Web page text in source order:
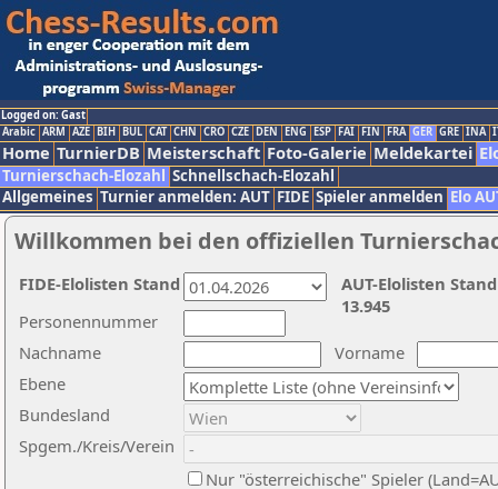
Logged on: Gast
Arabic ARM AZE BIH BUL CAT CHN CRO CZE DEN ENG ESP FAI FIN FRA GER GRE INA
Home TurnierDB Meisterschaft Foto-Galerie Meldekartei
Turnierschach-Elozahl Schnellschach-Elozahl
Allgemeines Turnier anmelden: AUT FIDE Spieler anmelden Elo
Willkommen bei den offiziellen
Nachname
Vorname
Ebene
Personennummer
Bundesland
Spgem./Kreis/Verein
Nur "österreichische" Spieler
AUT-Elolisten
13.945
FIDE-Elolisten Stand